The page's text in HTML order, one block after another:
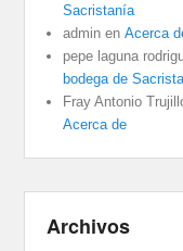
Sacristanía
admin enAcerca
pepe laguna
bodega de
Fray Antonio
Acerca de
Archivos